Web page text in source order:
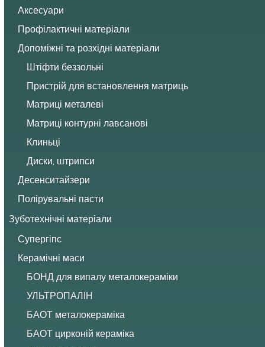
Аксесуари
Профілактичні матеріали
Допоміжні та розхідні матеріали
Штіфти беззольні
Пристрій для встановлення матриць
Матриці металеві
Матриці контурні лавсанові
Клиньці
Диски, штрипси
Десенситайзери
Полірувальні пасти
Зуботехнічні матеріали
Супергіпс
Керамічні маси
БОНД для випалу металокераміки
УЛЬТРОПАЛІН
БАОТ металокераміка
БАОТ цирконій кераміка